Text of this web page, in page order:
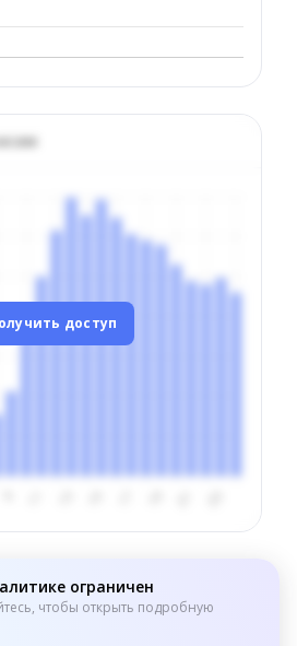
доступ
ограничен
чтобы открыть подробную